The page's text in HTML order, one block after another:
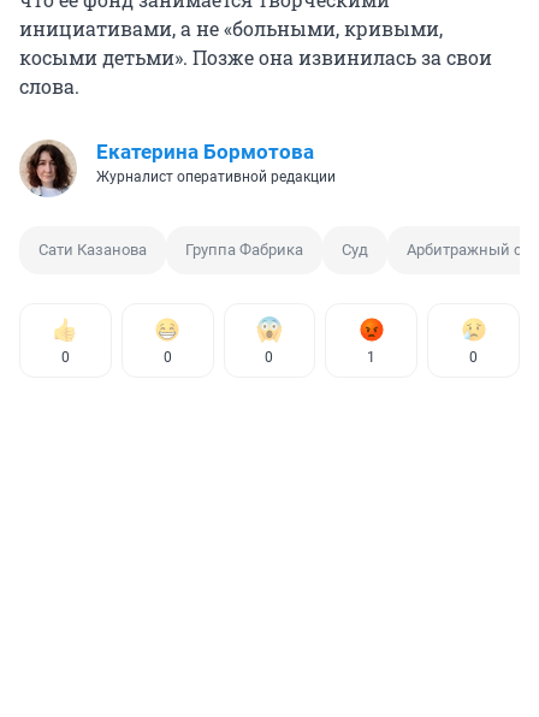
инициативами, а не «больными, кривыми,
косыми детьми». Позже она извинилась за свои
слова.
Екатерина Бормотова
Журналист оперативной редакции
Сати Казанова Группа Фабрика Суд Арбитражный суд
0 0 0 1 0